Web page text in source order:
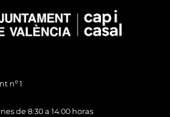
nº 1
de 8:30 a 14:00 horas